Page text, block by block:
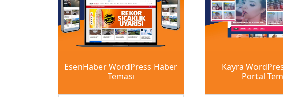
EsenHaber WordPress Haber
Teması
Kayra
Portal